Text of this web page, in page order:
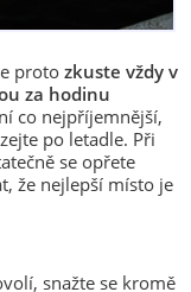
proto zkuste vždy v
za hodinu
co nejpříjemnější,
po letadle. Při
se opřete
že nejlepší místo je
snažte se kromě